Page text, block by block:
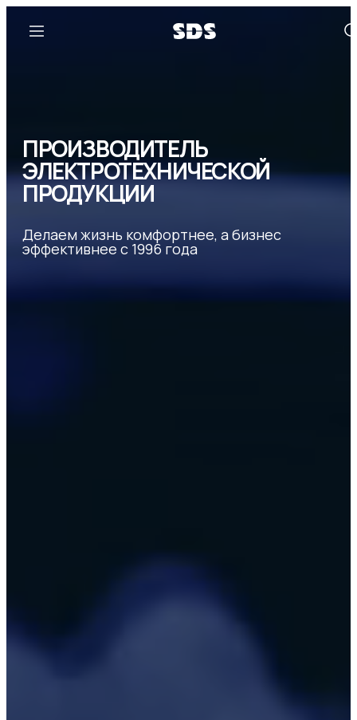
ПРОИЗВОДИТЕЛЬ
ЭЛЕКТРОТЕХНИЧЕСКОЙ
ПРОДУКЦИИ
Делаем жизнь комфортнее, а бизнес
эффективнее с 1996 года